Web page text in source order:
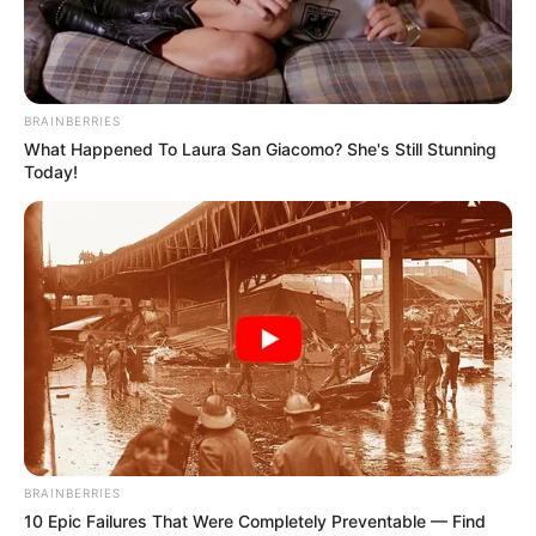
las competencias femeninas. Gaines no solo
recuperará sus medallas, sino también el
reconocimiento como campeona legítima en las
pruebas donde compartió podio con Lia.
BRAINBERRIES
What Happened To Laura San Giacomo? She's Still Stunning
Today!
BRAINBERRIES
10 Epic Failures That Were Completely Preventable — Find